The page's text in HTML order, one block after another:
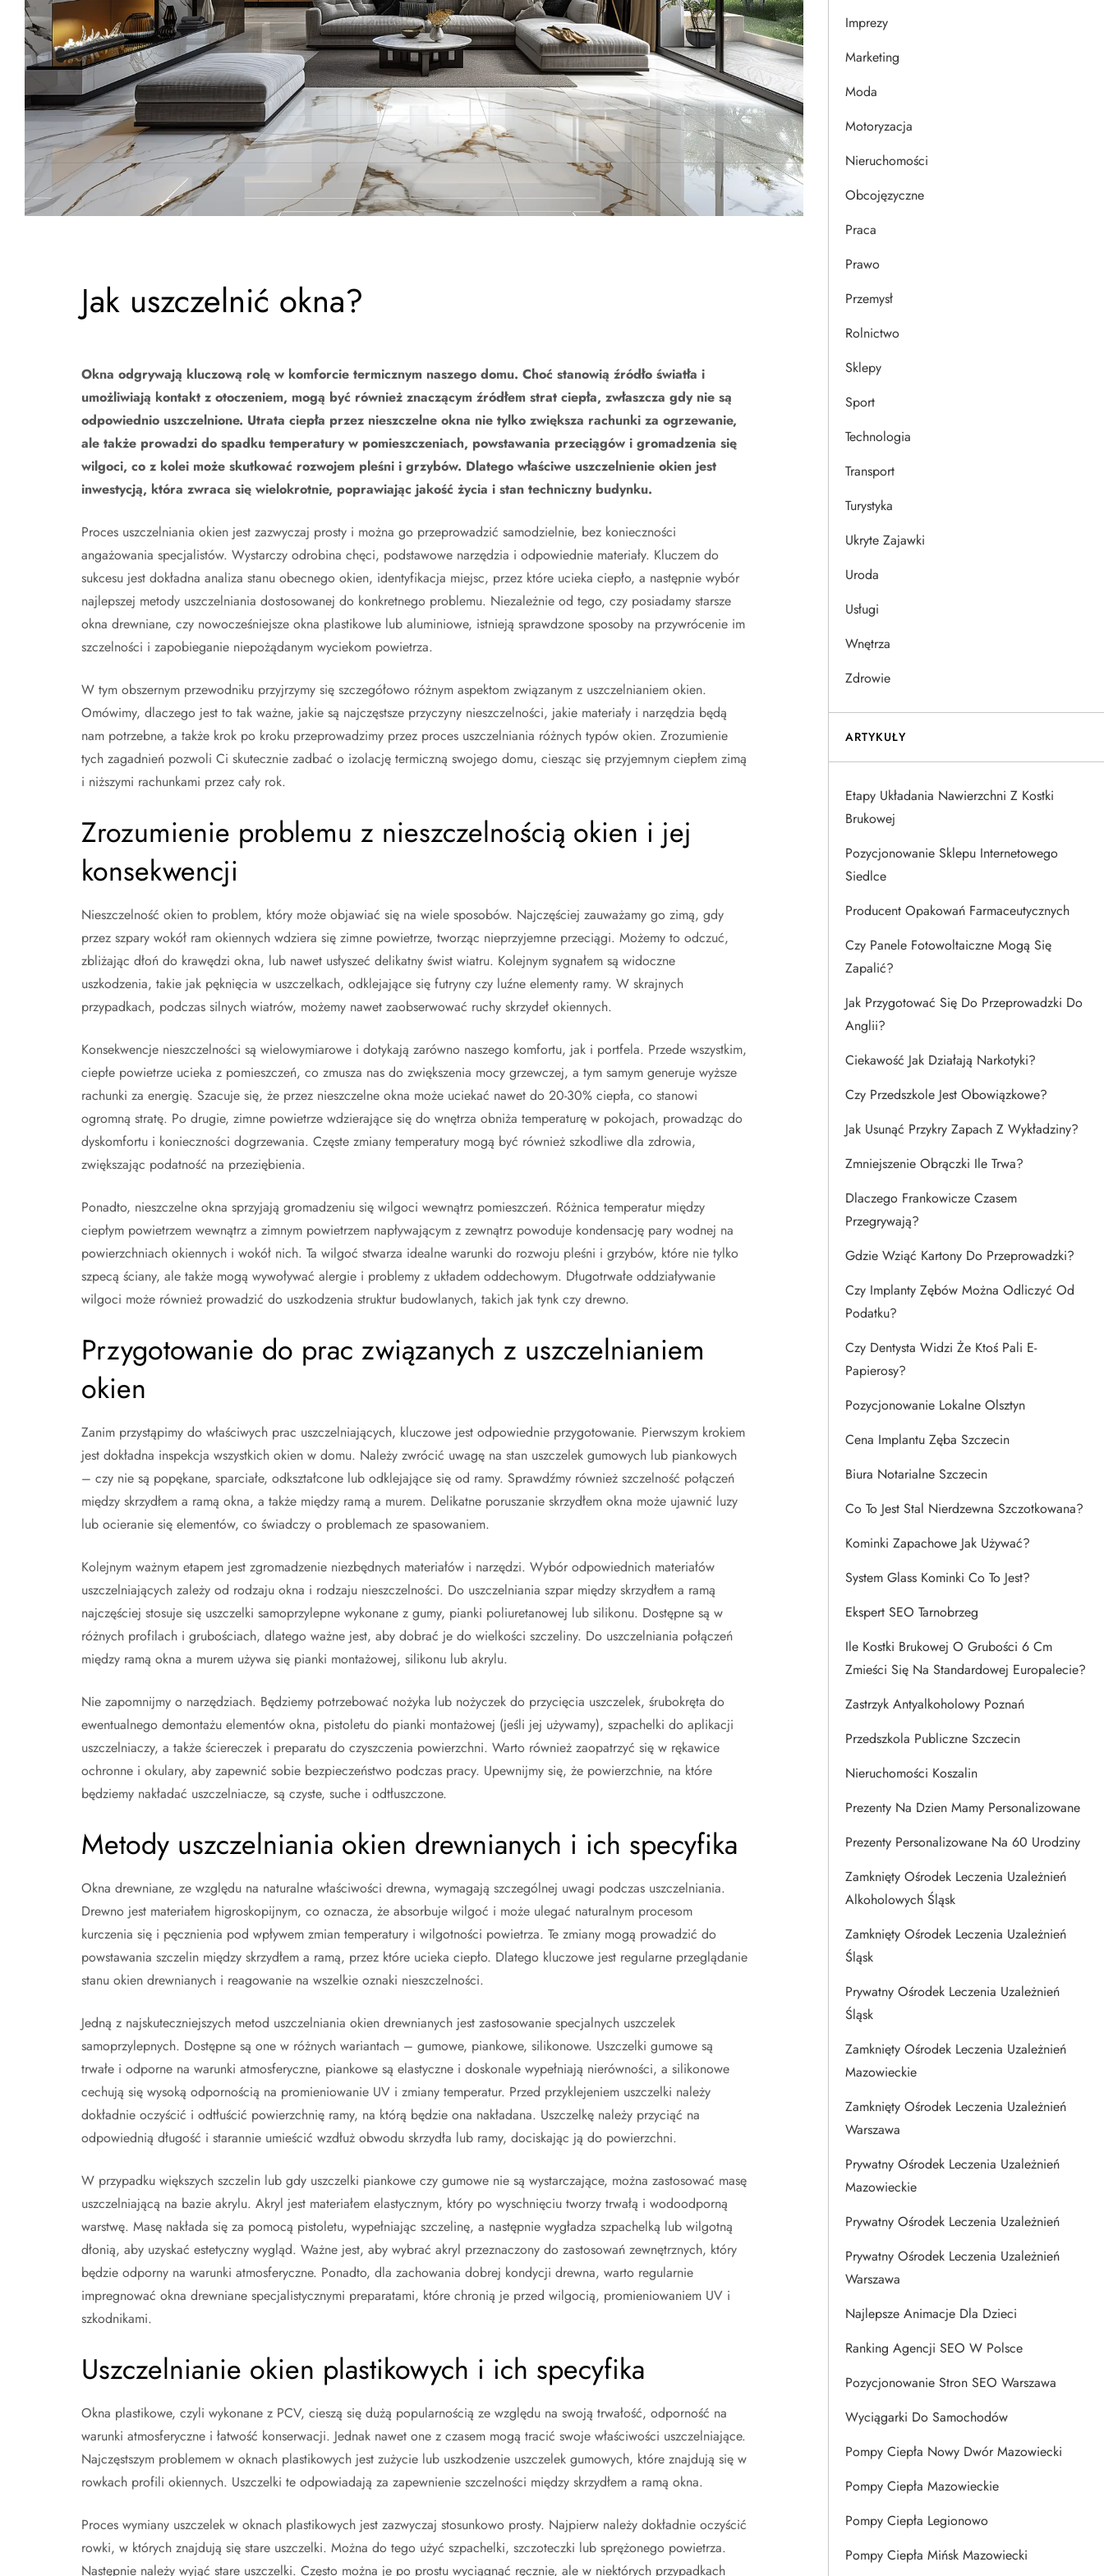
Jak uszczelnić okna?
Okna odgrywają kluczową rolę w komforcie termicznym naszego domu. Choć stanowią źródło światła i
umożliwiają kontakt z otoczeniem, mogą być również znaczącym źródłem strat ciepła, zwłaszcza gdy nie są
odpowiednio uszczelnione. Utrata ciepła przez nieszczelne okna nie tylko zwiększa rachunki za ogrzewanie,
ale także prowadzi do spadku temperatury w pomieszczeniach, powstawania przeciągów i gromadzenia się
wilgoci, co z kolei może skutkować rozwojem pleśni i grzybów. Dlatego właściwe uszczelnienie okien jest
inwestycją, która zwraca się wielokrotnie, poprawiając jakość życia i stan techniczny budynku.
Proces uszczelniania okien jest zazwyczaj prosty i można go przeprowadzić samodzielnie, bez konieczności
angażowania specjalistów. Wystarczy odrobina chęci, podstawowe narzędzia i odpowiednie materiały. Kluczem do
sukcesu jest dokładna analiza stanu obecnego okien, identyfikacja miejsc, przez które ucieka ciepło, a następnie wybór
najlepszej metody uszczelniania dostosowanej do konkretnego problemu. Niezależnie od tego, czy posiadamy starsze
okna drewniane, czy nowocześniejsze okna plastikowe lub aluminiowe, istnieją sprawdzone sposoby na przywrócenie im
szczelności i zapobieganie niepożądanym wyciekom powietrza.
W tym obszernym przewodniku przyjrzymy się szczegółowo różnym aspektom związanym z uszczelnianiem okien.
Omówimy, dlaczego jest to tak ważne, jakie są najczęstsze przyczyny nieszczelności, jakie materiały i narzędzia będą
nam potrzebne, a także krok po kroku przeprowadzimy przez proces uszczelniania różnych typów okien. Zrozumienie
tych zagadnień pozwoli Ci skutecznie zadbać o izolację termiczną swojego domu, ciesząc się przyjemnym ciepłem zimą
i niższymi rachunkami przez cały rok.
Zrozumienie problemu z nieszczelnością okien i jej
konsekwencji
Nieszczelność okien to problem, który może objawiać się na wiele sposobów. Najczęściej zauważamy go zimą, gdy
przez szpary wokół ram okiennych wdziera się zimne powietrze, tworząc nieprzyjemne przeciągi. Możemy to odczuć,
zbliżając dłoń do krawędzi okna, lub nawet usłyszeć delikatny świst wiatru. Kolejnym sygnałem są widoczne
uszkodzenia, takie jak pęknięcia w uszczelkach, odklejające się futryny czy luźne elementy ramy. W skrajnych
przypadkach, podczas silnych wiatrów, możemy nawet zaobserwować ruchy skrzydeł okiennych.
Konsekwencje nieszczelności są wielowymiarowe i dotykają zarówno naszego komfortu, jak i portfela. Przede wszystkim,
ciepłe powietrze ucieka z pomieszczeń, co zmusza nas do zwiększenia mocy grzewczej, a tym samym generuje wyższe
rachunki za energię. Szacuje się, że przez nieszczelne okna może uciekać nawet do 20-30% ciepła, co stanowi
ogromną stratę. Po drugie, zimne powietrze wdzierające się do wnętrza obniża temperaturę w pokojach, prowadząc do
dyskomfortu i konieczności dogrzewania. Częste zmiany temperatury mogą być również szkodliwe dla zdrowia,
zwiększając podatność na przeziębienia.
Ponadto, nieszczelne okna sprzyjają gromadzeniu się wilgoci wewnątrz pomieszczeń. Różnica temperatur między
ciepłym powietrzem wewnątrz a zimnym powietrzem napływającym z zewnątrz powoduje kondensację pary wodnej na
powierzchniach okiennych i wokół nich. Ta wilgoć stwarza idealne warunki do rozwoju pleśni i grzybów, które nie tylko
szpecą ściany, ale także mogą wywoływać alergie i problemy z układem oddechowym. Długotrwałe oddziaływanie
wilgoci może również prowadzić do uszkodzenia struktur budowlanych, takich jak tynk czy drewno.
Przygotowanie do prac związanych z uszczelnianiem
okien
Zanim przystąpimy do właściwych prac uszczelniających, kluczowe jest odpowiednie przygotowanie. Pierwszym krokiem
jest dokładna inspekcja wszystkich okien w domu. Należy zwrócić uwagę na stan uszczelek gumowych lub piankowych
– czy nie są popękane, sparciałe, odkształcone lub odklejające się od ramy. Sprawdźmy również szczelność połączeń
między skrzydłem a ramą okna, a także między ramą a murem. Delikatne poruszanie skrzydłem okna może ujawnić luzy
lub ocieranie się elementów, co świadczy o problemach ze spasowaniem.
Kolejnym ważnym etapem jest zgromadzenie niezbędnych materiałów i narzędzi. Wybór odpowiednich materiałów
uszczelniających zależy od rodzaju okna i rodzaju nieszczelności. Do uszczelniania szpar między skrzydłem a ramą
najczęściej stosuje się uszczelki samoprzylepne wykonane z gumy, pianki poliuretanowej lub silikonu. Dostępne są w
różnych profilach i grubościach, dlatego ważne jest, aby dobrać je do wielkości szczeliny. Do uszczelniania połączeń
między ramą okna a murem używa się pianki montażowej, silikonu lub akrylu.
Nie zapomnijmy o narzędziach. Będziemy potrzebować nożyka lub nożyczek do przycięcia uszczelek, śrubokręta do
ewentualnego demontażu elementów okna, pistoletu do pianki montażowej (jeśli jej używamy), szpachelki do aplikacji
uszczelniaczy, a także ściereczek i preparatu do czyszczenia powierzchni. Warto również zaopatrzyć się w rękawice
ochronne i okulary, aby zapewnić sobie bezpieczeństwo podczas pracy. Upewnijmy się, że powierzchnie, na które
będziemy nakładać uszczelniacze, są czyste, suche i odtłuszczone.
Metody uszczelniania okien drewnianych i ich specyfika
Okna drewniane, ze względu na naturalne właściwości drewna, wymagają szczególnej uwagi podczas uszczelniania.
Drewno jest materiałem higroskopijnym, co oznacza, że absorbuje wilgoć i może ulegać naturalnym procesom
kurczenia się i pęcznienia pod wpływem zmian temperatury i wilgotności powietrza. Te zmiany mogą prowadzić do
powstawania szczelin między skrzydłem a ramą, przez które ucieka ciepło. Dlatego kluczowe jest regularne przeglądanie
stanu okien drewnianych i reagowanie na wszelkie oznaki nieszczelności.
Jedną z najskuteczniejszych metod uszczelniania okien drewnianych jest zastosowanie specjalnych uszczelek
samoprzylepnych. Dostępne są one w różnych wariantach – gumowe, piankowe, silikonowe. Uszczelki gumowe są
trwałe i odporne na warunki atmosferyczne, piankowe są elastyczne i doskonale wypełniają nierówności, a silikonowe
cechują się wysoką odpornością na promieniowanie UV i zmiany temperatur. Przed przyklejeniem uszczelki należy
dokładnie oczyścić i odtłuścić powierzchnię ramy, na którą będzie ona nakładana. Uszczelkę należy przyciąć na
odpowiednią długość i starannie umieścić wzdłuż obwodu skrzydła lub ramy, dociskając ją do powierzchni.
W przypadku większych szczelin lub gdy uszczelki piankowe czy gumowe nie są wystarczające, można zastosować masę
uszczelniającą na bazie akrylu. Akryl jest materiałem elastycznym, który po wyschnięciu tworzy trwałą i wodoodporną
warstwę. Masę nakłada się za pomocą pistoletu, wypełniając szczelinę, a następnie wygładza szpachelką lub wilgotną
dłonią, aby uzyskać estetyczny wygląd. Ważne jest, aby wybrać akryl przeznaczony do zastosowań zewnętrznych, który
będzie odporny na warunki atmosferyczne. Ponadto, dla zachowania dobrej kondycji drewna, warto regularnie
impregnować okna drewniane specjalistycznymi preparatami, które chronią je przed wilgocią, promieniowaniem UV i
szkodnikami.
Uszczelnianie okien plastikowych i ich specyfika
Okna plastikowe, czyli wykonane z PCV, cieszą się dużą popularnością ze względu na swoją trwałość, odporność na
warunki atmosferyczne i łatwość konserwacji. Jednak nawet one z czasem mogą tracić swoje właściwości uszczelniające.
Najczęstszym problemem w oknach plastikowych jest zużycie lub uszkodzenie uszczelek gumowych, które znajdują się w
rowkach profili okiennych. Uszczelki te odpowiadają za zapewnienie szczelności między skrzydłem a ramą okna.
Proces wymiany uszczelek w oknach plastikowych jest zazwyczaj stosunkowo prosty. Najpierw należy dokładnie oczyścić
rowki, w których znajdują się stare uszczelki. Można do tego użyć szpachelki, szczoteczki lub sprężonego powietrza.
Następnie należy wyjąć stare uszczelki. Często można je po prostu wyciągnąć ręcznie, ale w niektórych przypadkach
Imprezy
Marketing
Moda
Motoryzacja
Nieruchomości
Obcojęzyczne
Praca
Prawo
Przemysł
Rolnictwo
Sklepy
Sport
Technologia
Transport
Turystyka
Ukryte Zajawki
Uroda
Usługi
Wnętrza
Zdrowie
ARTYKUŁY
Etapy Układania Nawierzchni Z Kostki
Brukowej
Pozycjonowanie Sklepu Internetowego
Siedlce
Producent Opakowań Farmaceutycznych
Czy Panele Fotowoltaiczne Mogą Się
Zapalić?
Jak Przygotować Się Do Przeprowadzki Do
Anglii?
Ciekawość Jak Działają Narkotyki?
Czy Przedszkole Jest Obowiązkowe?
Jak Usunąć Przykry Zapach Z Wykładziny?
Zmniejszenie Obrączki Ile Trwa?
Dlaczego Frankowicze Czasem
Przegrywają?
Gdzie Wziąć Kartony Do Przeprowadzki?
Czy Implanty Zębów Można Odliczyć Od
Podatku?
Czy Dentysta Widzi Że Ktoś Pali E-
Papierosy?
Pozycjonowanie Lokalne Olsztyn
Cena Implantu Zęba Szczecin
Biura Notarialne Szczecin
Co To Jest Stal Nierdzewna Szczotkowana?
Kominki Zapachowe Jak Używać?
System Glass Kominki Co To Jest?
Ekspert SEO Tarnobrzeg
Ile Kostki Brukowej O Grubości 6 Cm
Zmieści Się Na Standardowej Europalecie?
Zastrzyk Antyalkoholowy Poznań
Przedszkola Publiczne Szczecin
Nieruchomości Koszalin
Prezenty Na Dzien Mamy Personalizowane
Prezenty Personalizowane Na 60 Urodziny
Zamknięty Ośrodek Leczenia Uzależnień
Alkoholowych Śląsk
Zamknięty Ośrodek Leczenia Uzależnień
Śląsk
Prywatny Ośrodek Leczenia Uzależnień
Śląsk
Zamknięty Ośrodek Leczenia Uzależnień
Mazowieckie
Zamknięty Ośrodek Leczenia Uzależnień
Warszawa
Prywatny Ośrodek Leczenia Uzależnień
Mazowieckie
Prywatny Ośrodek Leczenia Uzależnień
Prywatny Ośrodek Leczenia Uzależnień
Warszawa
Najlepsze Animacje Dla Dzieci
Ranking Agencji SEO W Polsce
Pozycjonowanie Stron SEO Warszawa
Wyciągarki Do Samochodów
Pompy Ciepła Nowy Dwór Mazowiecki
Pompy Ciepła Mazowieckie
Pompy Ciepła Legionowo
Pompy Ciepła Mińsk Mazowiecki